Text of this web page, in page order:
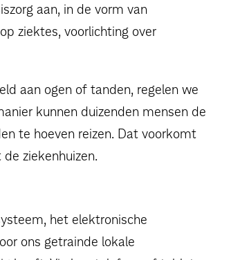
aan, in de vorm van
ziektes, voorlichting over
aan ogen of tanden, regelen we
kunnen duizenden mensen de
te hoeven reizen. Dat voorkomt
ziekenhuizen.
het elektronische
ons getrainde lokale